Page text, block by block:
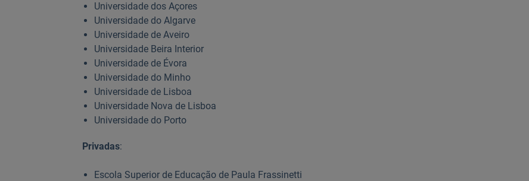
Universidade dos Açores
Universidade do Algarve
Universidade de Aveiro
Universidade Beira Interior
Universidade de Évora
Universidade do Minho
Universidade de Lisboa
Universidade Nova de Lisboa
Universidade do Porto
Privadas:
Escola Superior de Educação de Paula Frassinetti